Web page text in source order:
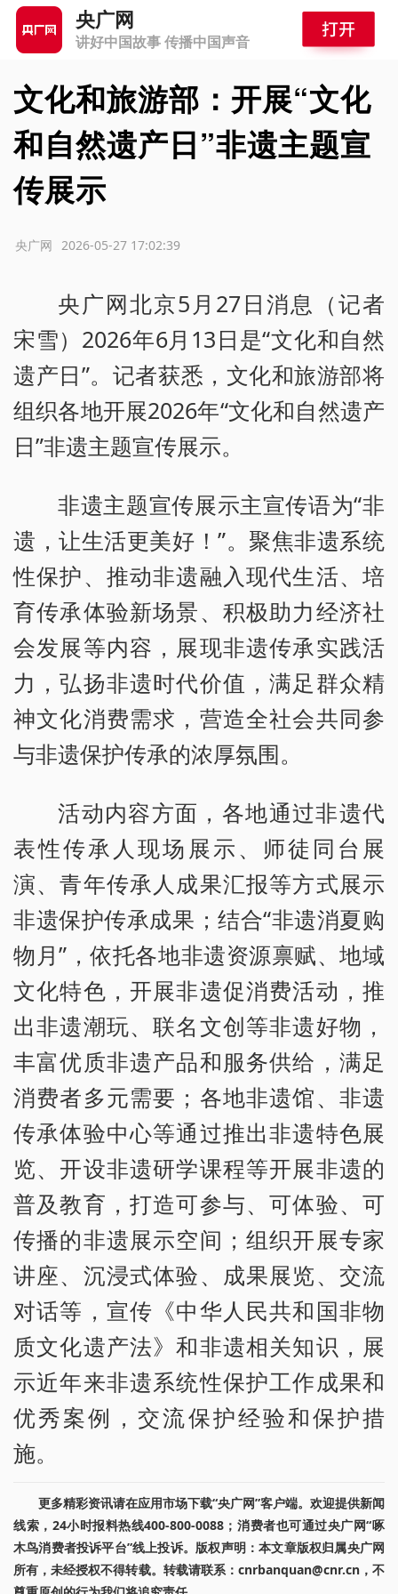
央广网
讲好中国故事 传播中国声音
文化和旅游部：开展“文化
和自然遗产日”非遗主题宣
传展示
2026-05-27 17:02:39
央广网
央广网北京5月27日消息（记者
宋雪）2026年6月13日是“文化和自然
遗产日”。记者获悉，文化和旅游部将
组织各地开展2026年“文化和自然遗产
日”非遗主题宣传展示。
非遗主题宣传展示主宣传语为“非
遗，让生活更美好！”。聚焦非遗系统
性保护、推动非遗融入现代生活、培
育传承体验新场景、积极助力经济社
会发展等内容，展现非遗传承实践活
力，弘扬非遗时代价值，满足群众精
神文化消费需求，营造全社会共同参
与非遗保护传承的浓厚氛围。
活动内容方面，各地通过非遗代
表性传承人现场展示、师徒同台展
演、青年传承人成果汇报等方式展示
非遗保护传承成果；结合“非遗消夏购
物月”，依托各地非遗资源禀赋、地域
文化特色，开展非遗促消费活动，推
出非遗潮玩、联名文创等非遗好物，
丰富优质非遗产品和服务供给，满足
消费者多元需要；各地非遗馆、非遗
传承体验中心等通过推出非遗特色展
览、开设非遗研学课程等开展非遗的
普及教育，打造可参与、可体验、可
传播的非遗展示空间；组织开展专家
讲座、沉浸式体验、成果展览、交流
对话等，宣传《中华人民共和国非物
质文化遗产法》和非遗相关知识，展
示近年来非遗系统性保护工作成果和
优秀案例，交流保护经验和保护措
施。
更多精彩资讯请在应用市场下载“央广网”客户端。欢迎提供新闻
线索，24小时报料热线400-800-0088；消费者也可通过央广网“啄
木鸟消费者投诉平台”线上投诉。版权声明：本文章版权归属央广网
所有，未经授权不得转载。转载请联系：cnrbanquan@cnr.cn，不